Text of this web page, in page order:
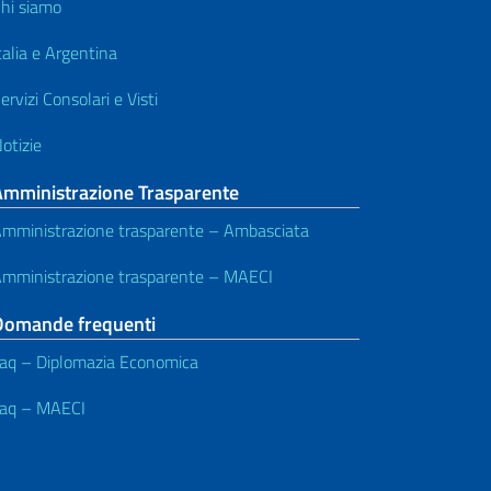
siamo
e Argentina
Consolari e Visti
Trasparente
trasparente – Ambasciata
trasparente – MAECI
frequenti
– Diplomazia Economica
– MAECI